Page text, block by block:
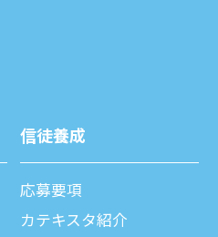
信徒養成
応募要項
カテキスタ紹介